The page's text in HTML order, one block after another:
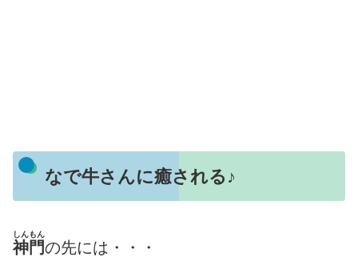
なで牛さんに癒される♪
神門
しんもん
の先には・・・